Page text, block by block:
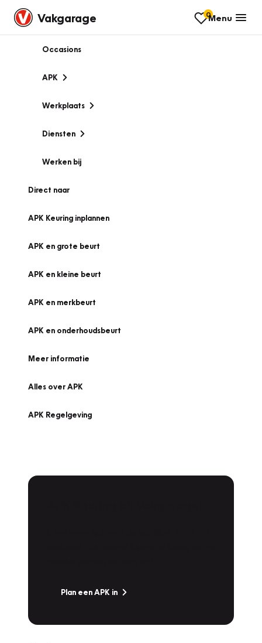
Vakgarage 0Menu
Occasions
APK
Werkplaats
Diensten
Werken bij
Direct naar
APK Keuring inplannen
APK en grote beurt
APK en kleine beurt
APK en merkbeurt
APK en onderhoudsbeurt
Meer informatie
Alles over APK
APK Regelgeving
Plan een APK in